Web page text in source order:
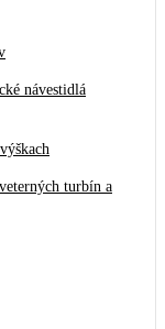
návestidlá
turbín a